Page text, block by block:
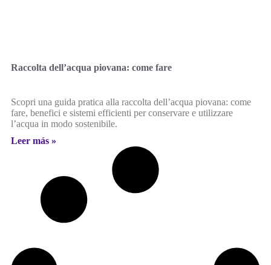
Raccolta dell’acqua piovana: come fare
Scopri una guida pratica alla raccolta dell’acqua piovana: come
fare, benefici e sistemi efficienti per conservare e utilizzare
l’acqua in modo sostenibile.
Leer más »